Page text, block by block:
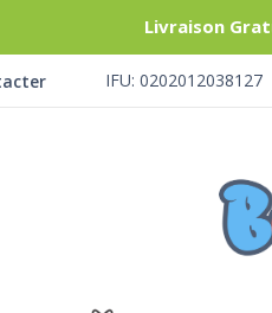
Livraison
IFU: 0202012038127